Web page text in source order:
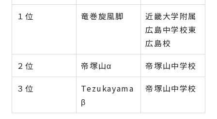
１位
竜巻旋風脚
近畿大学附属
広島中学校東
広島校
２位
帝塚山α
帝塚山中学校
３位
Tezukayama
β
帝塚山中学校